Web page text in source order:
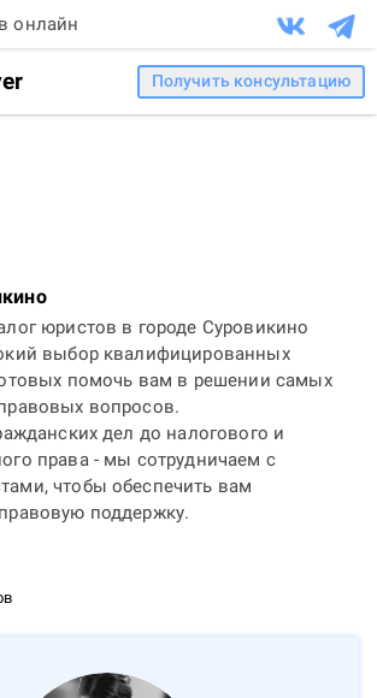
онлайн
Получить консультацию
юристов в городе Суровикино
выбор квалифицированных
помочь вам в решении самых
вопросов.
дел до налогового и
права - мы сотрудничаем с
чтобы обеспечить вам
поддержку.